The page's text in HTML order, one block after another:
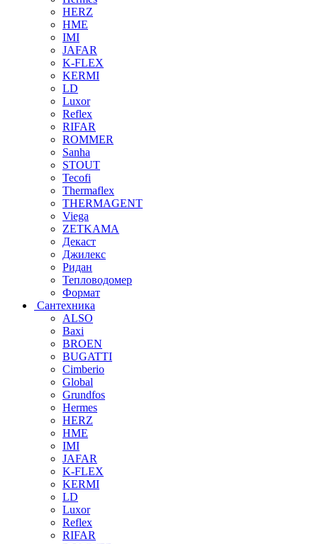
HERZ
HME
IMI
JAFAR
K-FLEX
KERMI
LD
Luxor
Reflex
RIFAR
ROMMER
Sanha
STOUT
Tecofi
Thermaflex
THERMAGENT
Viega
ZETKAMA
Декаст
Джилекс
Ридан
Тепловодомер
Формат
Сантехника
ALSO
Baxi
BROEN
BUGATTI
Cimberio
Global
Grundfos
Hermes
HERZ
HME
IMI
JAFAR
K-FLEX
KERMI
LD
Luxor
Reflex
RIFAR